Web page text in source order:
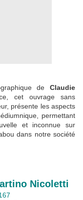
de Claudie
cet ouvrage sans
présente les aspects
permettant
et inconnue sur
dans notre société
Nicoletti